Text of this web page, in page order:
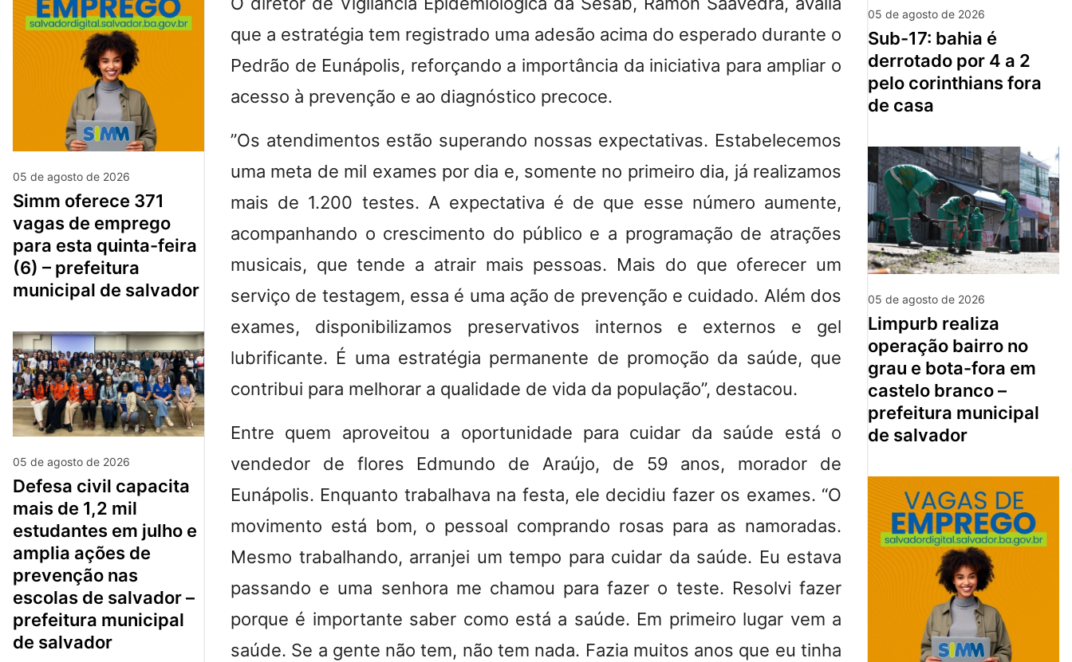
05 de agosto de 2026
simm oferece 371
vagas de emprego
para esta quinta-feira
(6) – prefeitura
municipal de salvador
05 de agosto de 2026
defesa civil capacita
mais de 1,2 mil
estudantes em julho e
amplia ações de
prevenção nas
escolas de salvador –
prefeitura municipal
de salvador
que a estratégia tem registrado uma adesão acima do esperado durante o
Pedrão de Eunápolis, reforçando a importância da iniciativa para ampliar o
acesso à prevenção e ao diagnóstico precoce.
​”Os atendimentos estão superando nossas expectativas. Estabelecemos
uma meta de mil exames por dia e, somente no primeiro dia, já realizamos
mais de 1.200 testes. A expectativa é de que esse número aumente,
acompanhando o crescimento do público e a programação de atrações
musicais, que tende a atrair mais pessoas. Mais do que oferecer um
serviço de testagem, essa é uma ação de prevenção e cuidado. Além dos
exames, disponibilizamos preservativos internos e externos e gel
lubrificante. É uma estratégia permanente de promoção da saúde, que
contribui para melhorar a qualidade de vida da população”, destacou.
​Entre quem aproveitou a oportunidade para cuidar da saúde está o
vendedor de flores Edmundo de Araújo, de 59 anos, morador de
Eunápolis. Enquanto trabalhava na festa, ele decidiu fazer os exames. “O
movimento está bom, o pessoal comprando rosas para as namoradas.
Mesmo trabalhando, arranjei um tempo para cuidar da saúde. Eu estava
passando e uma senhora me chamou para fazer o teste. Resolvi fazer
porque é importante saber como está a saúde. Em primeiro lugar vem a
saúde. Se a gente não tem, não tem nada. Fazia muitos anos que eu tinha
05 de agosto de 2026
sub-17: bahia é
derrotado por 4 a 2
pelo corinthians fora
de casa
05 de agosto de 2026
limpurb realiza
operação bairro no
grau e bota-fora em
castelo branco –
prefeitura municipal
de salvador